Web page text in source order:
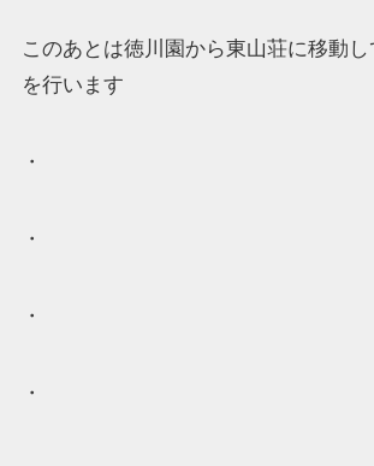
このあとは徳川園から東山荘に移動
を行います
・
・
・
・